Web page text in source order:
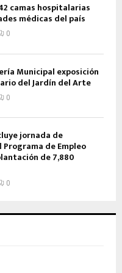
camas hospitalarias
médicas del país
0
Municipal exposición
del Jardín del Arte
0
jornada de
de Empleo
de 7,880
0